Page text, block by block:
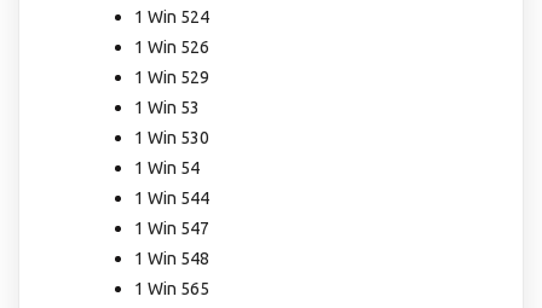
1 Win 524
1 Win 526
1 Win 529
1 Win 53
1 Win 530
1 Win 54
1 Win 544
1 Win 547
1 Win 548
1 Win 565